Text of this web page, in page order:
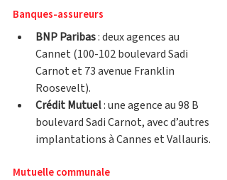
Banques-assureurs
BNP Paribas : deux agences au
Cannet (100-102 boulevard Sadi
Carnot et 73 avenue Franklin
Roosevelt).
Crédit Mutuel : une agence au 98 B
boulevard Sadi Carnot, avec d’autres
implantations à Cannes et Vallauris.
Mutuelle communale